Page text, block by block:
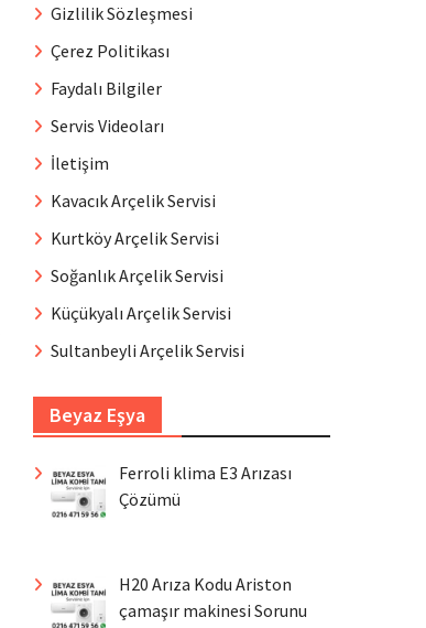
Gizlilik Sözleşmesi
Çerez Politikası
Faydalı Bilgiler
Servis Videoları
İletişim
Kavacık Arçelik Servisi
Kurtköy Arçelik Servisi
Soğanlık Arçelik Servisi
Küçükyalı Arçelik Servisi
Sultanbeyli Arçelik Servisi
Beyaz Eşya
Ferroli klima E3 Arızası
Çözümü
H20 Arıza Kodu Ariston
çamaşır makinesi Sorunu